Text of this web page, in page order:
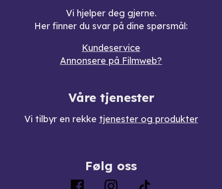
Vi hjelper deg gjerne.
Her finner du svar på dine spørsmål:
Kundeservice
Annonsere på Filmweb?
Våre tjenester
Vi tilbyr en rekke tjenester og produkter
Følg oss